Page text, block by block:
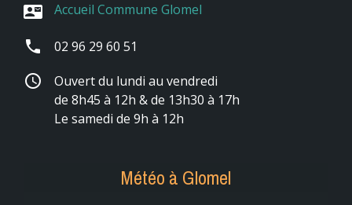
contact_mail Accueil Commune Glomel
phone 02 96 29 60 51
schedule
Ouvert du lundi au vendredi
de 8h45 à 12h & de 13h30 à 17h
Le samedi de 9h à 12h
Météo à Glomel